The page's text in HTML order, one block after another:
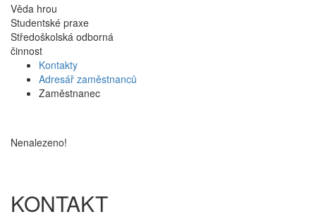
Věda hrou
Studentské praxe
Středoškolská odborná
činnost
Kontakty
Adresář zaměstnanců
Zaměstnanec
Nenalezeno!
KONTAKT